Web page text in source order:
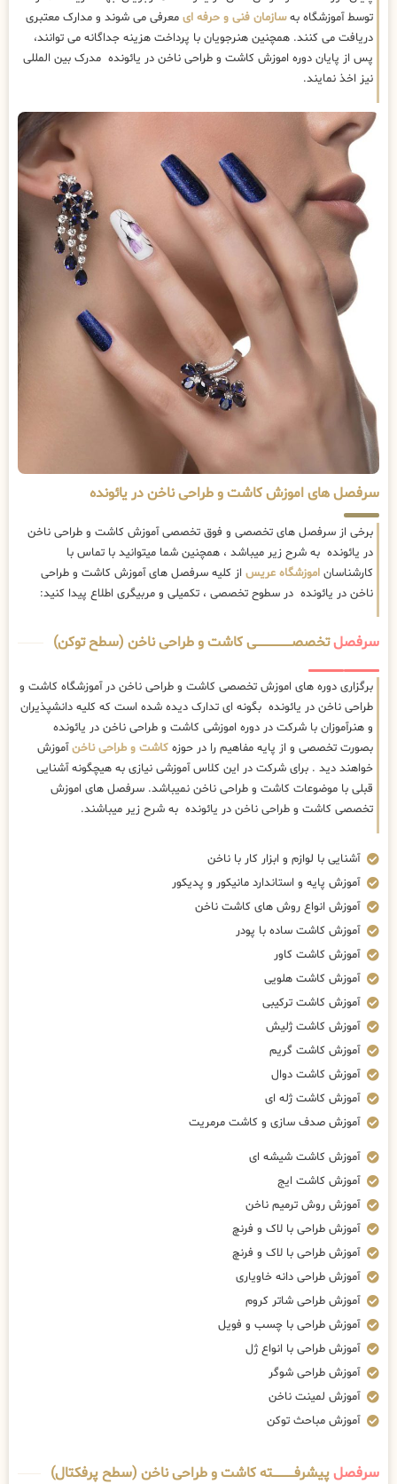
توسط آموزشگاه بهسازمان فنی و حرفه ای معرفی می شوند و مدارک معتبری
دریافت می کنند. همچنین هنرجویان با پرداخت هزینه جداگانه می توانند،
پس از پایان دوره اموزش کاشت و طراحی ناخن در یائونده مدرک بین المللی
نیز اخذ نمایند.
سرفصل های اموزش کاشت و طراحی ناخن در یائونده
برخی از سرفصل های تخصصی و فوق تخصصی آموزش کاشت و طراحی ناخن
در یائونده به شرح زیر میباشد ، همچنین شما میتوانید با تماس با
کارشناسان اموزشگاه عریس از کلیه سرفصل های آموزش کاشت و طراحی
ناخن در یائونده در سطوح تخصصی ، تکمیلی و مربیگری اطلاع پیدا کنید:
سرفصلتخصصــــــــــــــــــــی کاشت و طراحی ناخن (سطح توکن)
برگزاری دوره های اموزش تخصصی کاشت و طراحی ناخن در آموزشگاه کاشت و
طراحی ناخن در یائونده بگونه ای تدارک دیده شده است که کلیه دانشپذیران
و هنرآموزان با شرکت در دوره اموزشی کاشت و طراحی ناخن در یائونده
بصورت تخصصی و از پایه مفاهیم را در حوزه کاشت و طراحی ناخنآموزش
خواهند دید . برای شرکت در این کلاس آموزشی نیازی به هیچگونه آشنایی
قبلی با موضوعات کاشت و طراحی ناخن نمیباشد. سرفصل های اموزش
تخصصی کاشت و طراحی ناخن در یائونده به شرح زیر میباشند.
آشنایی با لوازم و ابزار کار با ناخن
آموزش پایه و استاندارد مانیکور و پدیکور
آموزش انواع روش های کاشت ناخن
آموزش کاشت ساده با پودر
آموزش کاشت کاور
آموزش کاشت هلویی
آموزش کاشت ترکیبی
آموزش کاشت ژلیش
آموزش کاشت گریم
آموزش کاشت دوال
آموزش کاشت ژله ای
آموزش صدف سازی و کاشت مرمریت
آموزش کاشت شیشه ای
آموزش کاشت ایج
آموزش روش ترمیم ناخن
آموزش طراحی با لاک و فرنچ
آموزش طراحی با لاک و فرنچ
آموزش طراحی دانه خاویاری
آموزش طراحی شاتر کروم
آموزش طراحی با چسب و فویل
آموزش طراحی با انواع ژل
آموزش طراحی شوگر
آموزش لمینت ناخن
آموزش مباحث توکن
سرفصلپیشرفــــــــــــته کاشت و طراحی ناخن (سطح پرفکتال)